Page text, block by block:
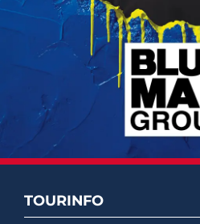
TOURINFO